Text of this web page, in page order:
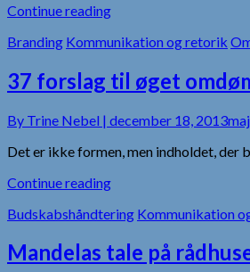
Continue reading
Branding Kommunikation og retorik
37 forslag til øget
By Trine Nebel | december 18, 2013
Det er ikke formen, men indholdet, der
Continue reading
Budskabshåndtering Kommunikation
Mandelas tale på